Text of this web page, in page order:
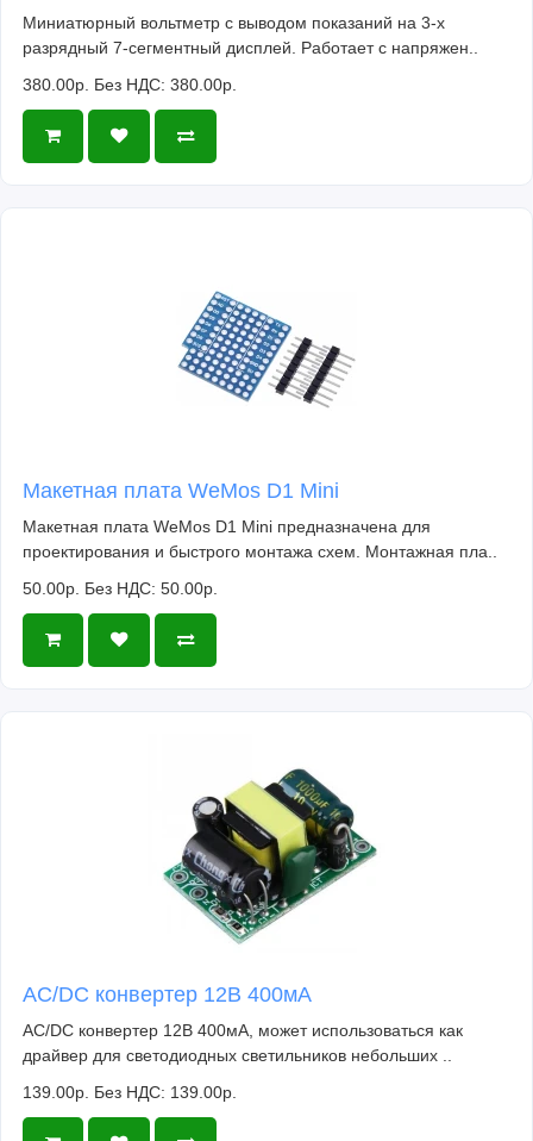
Миниатюрный вольтметр с выводом показаний на 3-х
разрядный 7-сегментный дисплей. Работает с напряжен..
380.00р. Без НДС: 380.00р.
Макетная плата WeMos D1 Mini
Макетная плата WeMos D1 Mini предназначена для
проектирования и быстрого монтажа схем. Монтажная пла..
50.00р. Без НДС: 50.00р.
AC/DC конвертер 12В 400мА
AC/DC конвертер 12В 400мА, может использоваться как
драйвер для светодиодных светильников небольших ..
139.00р. Без НДС: 139.00р.